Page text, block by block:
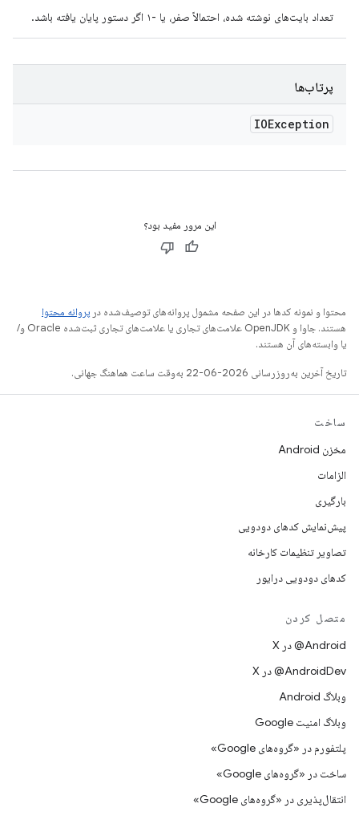
تعداد بایت‌های نوشته شده، احتمالاً صفر، یا -۱ اگر دستور پایان یافته باشد.
پرتاب‌ها
IOException
این مرور مفید بود؟
محتوا و نمونه کدها در این صفحه مشمول پروانه‌های توصیف‌شده در پروانه محتوا
هستند. جاوا و OpenJDK علامت‌های تجاری یا علامت‌های تجاری ثبت‌شده Oracle و/
یا وابسته‌های آن هستند.
تاریخ آخرین به‌روزرسانی 2026-06-22 به‌وقت ساعت هماهنگ جهانی.
ساخت
مخزن Android
الزامات
بارگیری
پیش‌نمایش کدهای دودویی
تصاویر تنظیمات کارخانه
کدهای دودویی درایور
متصل کردن
‫‎@Android در X
‫‎@AndroidDev در X
وبلاگ Android
وبلاگ امنیت Google
پلتفورم در «گروه‌های Google»
ساخت در «گروه‌های Google»
انتقال‌پذیری در «گروه‌های Google»